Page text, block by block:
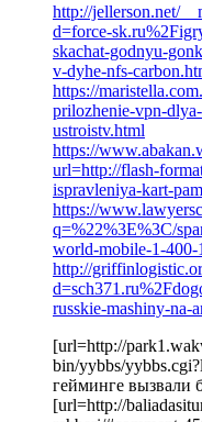
http://jellerson.net/
d=force-
skachat-godnyu-
v-dyhe-nfs-
https://
prilozhenie-vpn-
ustroistv.html
https://
url=http://flash-
ispravleniya-kart-
https://
q=%22%3E%3C/
world-mobile-1-400-
http://
russkie-mashiny-na-
[url=http://
bin/yybbs/
гейминге
[url=http://